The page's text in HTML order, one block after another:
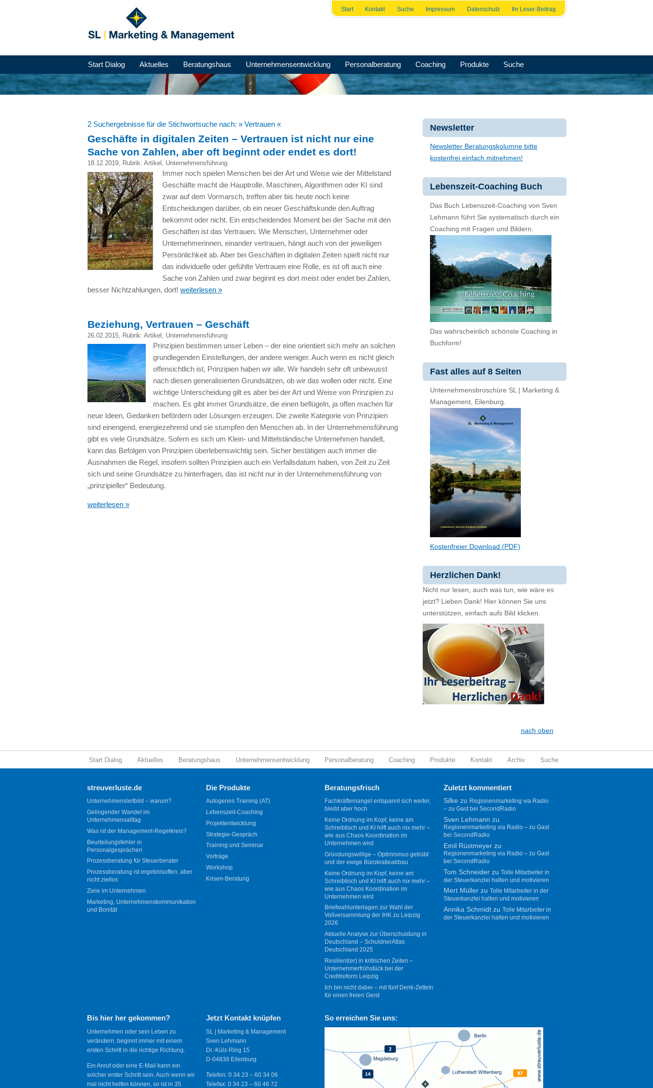
Start Kontakt Suche Impressum Datenschutz Ihr Leser-Beitrag
Start Dialog Aktuelles Beratungshaus Unternehmensentwicklung Personalberatung Coaching Produkte Suche
2 Suchergebnisse für die Stichwortsuche nach: » Vertrauen «
Geschäfte in digitalen Zeiten – Vertrauen ist nicht nur eine
Sache von Zahlen, aber oft beginnt oder endet es dort!
18.12.2019, Rubrik: Artikel , Unternehmensführung
Immer noch spielen Menschen bei der Art und Weise wie der Mittelstand
Geschäfte macht die Hauptrolle. Maschinen, Algorithmen oder KI sind
zwar auf dem Vormarsch, treffen aber bis heute noch keine
Entscheidungen darüber, ob ein neuer Geschäftskunde den Auftrag
bekommt oder nicht. Ein entscheidendes Moment bei der Sache mit den
Geschäften ist das Vertrauen. Wie Menschen, Unternehmer oder
Unternehmerinnen, einander vertrauen, hängt auch von der jeweiligen
Persönlichkeit ab. Aber bei Geschäften in digitalen Zeiten spielt nicht nur
das individuelle oder gefühlte Vertrauen eine Rolle, es ist oft auch eine
Sache von Zahlen und zwar beginnt es dort meist oder endet bei Zahlen,
besser Nichtzahlungen, dort! weiterlesen »
Beziehung, Vertrauen – Geschäft
26.02.2015, Rubrik: Artikel , Unternehmensführung
Prinzipien bestimmen unser Leben – der eine orientiert sich mehr an solchen
grundlegenden Einstellungen, der andere weniger. Auch wenn es nicht gleich
offensichtlich ist, Prinzipien haben wir alle. Wir handeln sehr oft unbewusst
nach diesen generalisierten Grundsätzen, ob wir das wollen oder nicht. Eine
wichtige Unterscheidung gilt es aber bei der Art und Weise von Prinzipien zu
machen. Es gibt immer Grundsätze, die einen beflügeln, ja offen machen für
neue Ideen, Gedanken befördern oder Lösungen erzeugen. Die zweite Kategorie von Prinzipien
sind einengend, energiezehrend und sie stumpfen den Menschen ab. In der Unternehmensführung
gibt es viele Grundsätze. Sofern es sich um Klein- und Mittelständische Unternehmen handelt,
kann das Befolgen von Prinzipien überlebenswichtig sein. Sicher bestätigen auch immer die
Ausnahmen die Regel, insofern sollten Prinzipien auch ein Verfallsdatum haben, von Zeit zu Zeit
sich und seine Grundsätze zu hinterfragen, das ist nicht nur in der Unternehmensführung von
„prinzipieller“ Bedeutung.
weiterlesen »
Newsletter
Newsletter Beratungskolumne bitte
kostenfrei einfach mitnehmen!
Lebenszeit-Coaching Buch
Das Buch Lebenszeit-Coaching von Sven
Lehmann führt Sie systematisch durch ein
Coaching mit Fragen und Bildern.
Das wahrscheinlich schönste Coaching in
Buchform!
Fast alles auf 8 Seiten
Unternehmensbroschüre SL | Marketing &
Management, Eilenburg.
Kostenfreier Download (PDF)
Herzlichen Dank!
Nicht nur lesen, auch was tun, wie wäre es
jetzt? Lieben Dank! Hier können Sie uns
unterstützen, einfach aufs Bild klicken.
nach oben
Start Dialog Aktuelles Beratungshaus Unternehmensentwicklung Personalberatung Coaching Produkte Kontakt Archiv Suche
streuverluste.de
Unternehmensleitbild – warum?
Gelingender Wandel im
Unternehmensalltag
Was ist der Management-Regelkreis?
Beurteilungsfehler in
Personalgesprächen
Prozessberatung für Steuerberater
Prozessberatung ist ergebnisoffen, aber
nicht ziellos
Ziele im Unternehmen
Marketing, Unternehmenskommunikation
und Bonität
Die Produkte
Autogenes Training (AT)
Lebenszeit-Coaching
Projektentwicklung
Strategie-Gespräch
Training und Seminar
Vorträge
Workshop
Krisen-Beratung
Beratungsfrisch
Fachkräftemangel entspannt sich weiter,
bleibt aber hoch
Keine Ordnung im Kopf, keine am
Schreibtisch und KI hilft auch nix mehr –
wie aus Chaos Koordination im
Unternehmen wird
Gründungswillige – Optimismus getrübt
und der ewige Bürokratieabbau
Keine Ordnung im Kopf, keine am
Schreibtisch und KI hilft auch nix mehr –
wie aus Chaos Koordination im
Unternehmen wird
Briefwahlunterlagen zur Wahl der
Vollversammlung der IHK zu Leipzig
2026
Aktuelle Analyse zur Überschuldung in
Deutschland – SchuldnerAtlas
Deutschland 2025
Resilient(er) in kritischen Zeiten –
Unternehmerfrühstück bei der
Creditreform Leipzig
Ich bin nicht dabei – mit fünf Denk-Zetteln
für einen freien Geist
Zuletzt kommentiert
Silkezu Regionenmarketing via Radio
– zu Gast bei SecondRadio
Sven Lehmann zu
Regionenmarketing via Radio – zu Gast
bei SecondRadio
Emil Rüstmeyerzu
Regionenmarketing via Radio – zu Gast
bei SecondRadio
Tom Schneiderzu Tolle Mitarbeiter in
der Steuerkanzlei halten und motivieren
Mert Müllerzu Tolle Mitarbeiter in der
Steuerkanzlei halten und motivieren
Annika Schmidtzu Tolle Mitarbeiter in
der Steuerkanzlei halten und motivieren
Bis hier her gekommen?
Unternehmen oder sein Leben zu
verändern, beginnt immer mit einem
ersten Schritt in die richtige Richtung.
Ein Anruf oder eine E-Mail kann ein
solcher erster Schritt sein. Auch wenn wir
mal nicht helfen können, so ist in 35
Jetzt Kontakt knüpfen
SL | Marketing & Management
Sven Lehmann
Dr.-Külz-Ring 15
D-04838 Eilenburg
Telefon: 0 34 23 – 60 34 06
Telefax: 0 34 23 – 60 46 72
So erreichen Sie uns: